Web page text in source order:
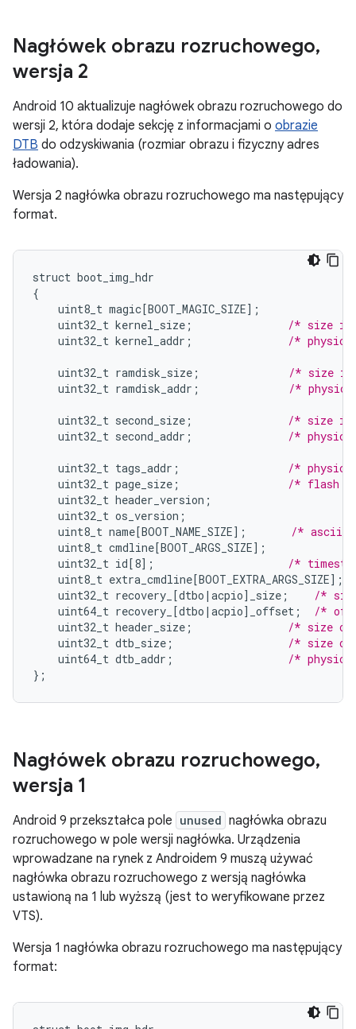
Nagłówek obrazu rozruchowego,
wersja 2
Android 10 aktualizuje nagłówek obrazu rozruchowego do
wersji 2, która dodaje sekcję z informacjami o obrazie
DTB do odzyskiwania (rozmiar obrazu i fizyczny adres
ładowania).
Wersja 2 nagłówka obrazu rozruchowego ma następujący
format.
struct boot_img_hdr
{
uint8_t magic[BOOT_MAGIC_SIZE] ;
uint32_t kernel_size ;
/* size in
uint32_t kernel_addr ; /*
uint32_t ramdisk_size ;
/* size in
uint32_t ramdisk_addr ; /*
uint32_t second_size ;
/* size in
uint32_t second_addr ; /*
uint32_t tags_addr ;
/*
uint32_t page_size ;
/* flash
uint32_t header_version ;
uint32_t os_version ;
uint8_t name[BOOT_NAME_SIZE] ;
/* asciiz
uint8_t cmdline[BOOT_ARGS_SIZE] ;
uint32_t id[8] ;
/*
uint8_t extra_cmdline[BOOT_EXTRA_ARGS_SIZE] ;
uint32_t recovery_ [dtbo|acpio] _size ;
/*
uint64_t recovery_ [dtbo|acpio] _offset ;
/*
uint32_t header_size ;
/* size of
uint32_t dtb_size ;
/* size of
uint64_t dtb_addr ;
/*
} ;
Nagłówek obrazu rozruchowego,
wersja 1
Android 9 przekształca pole unused nagłówka obrazu
rozruchowego w pole wersji nagłówka. Urządzenia
wprowadzane na rynek z Androidem 9 muszą używać
nagłówka obrazu rozruchowego z wersją nagłówka
ustawioną na 1 lub wyższą (jest to weryfikowane przez
VTS).
Wersja 1 nagłówka obrazu rozruchowego ma następujący
format: